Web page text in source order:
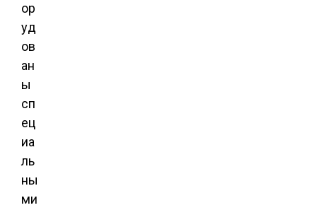
ор
уд
ов
ан
ы
сп
ец
иа
ль
ны
ми